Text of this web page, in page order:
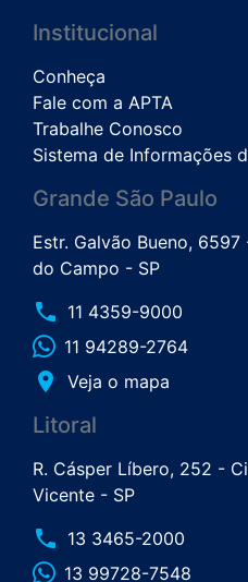
Institucional
Conheça
Fale com a APTA
Trabalhe Conosco
Sistema de Informações
Grande São Paulo
Estr. Galvão Bueno,
do Campo - SP
phone 11 4359-9000
11 94289-2764
place Veja o mapa
Litoral
R. Cásper Líbero, 252 -
Vicente - SP
phone 13 3465-2000
13 99728-7548